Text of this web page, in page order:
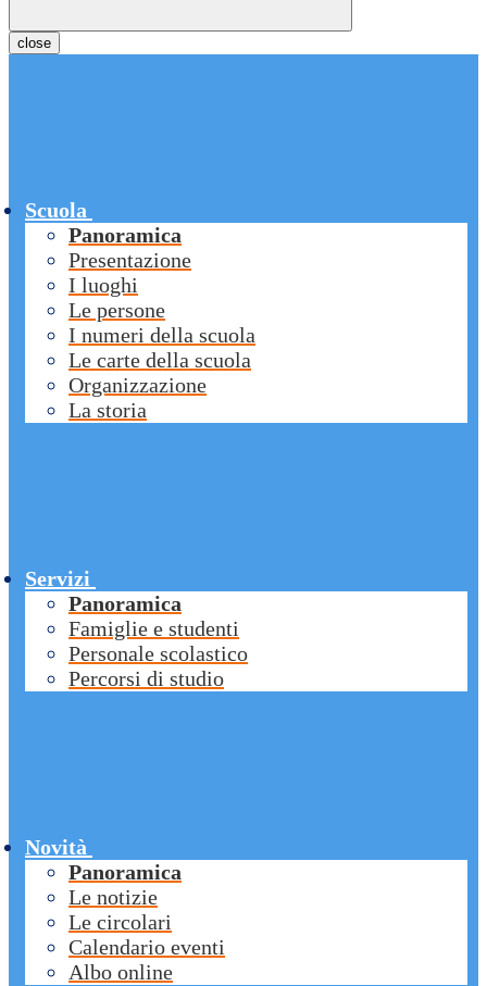
close
Scuola
Panoramica
Presentazione
I luoghi
Le persone
I numeri della scuola
Le carte della scuola
Organizzazione
La storia
Servizi
Panoramica
Famiglie e studenti
Personale scolastico
Percorsi di studio
Novità
Panoramica
Le notizie
Le circolari
Calendario eventi
Albo online